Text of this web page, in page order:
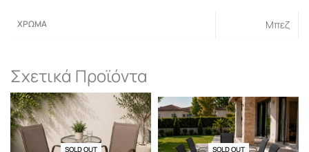
ΧΡΏΜΑ Μπεζ
Σχετικά Προϊόντα
-29% OFF
SOLD OUT -20% OFF
SOLD OUT